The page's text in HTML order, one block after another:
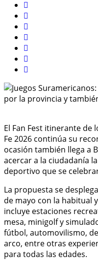
El Fan Fest itinerante de
Fe 2026 continúa su
ocasión también llega a
acercar a la ciudadanía
deportivo que se
La propuesta se
de mayo con la habitual
incluye estaciones
mesa, minigolf y
fútbol, automovilismo,
arco, entre otras
para todas las edades.